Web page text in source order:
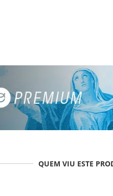
QUEM VIU ESTE